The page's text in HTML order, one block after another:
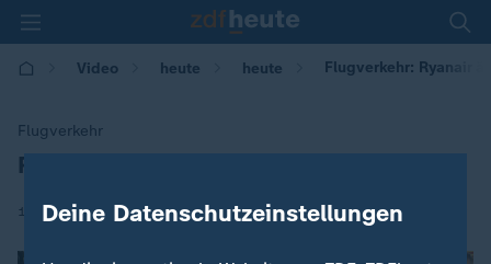
Video heute heute Flugverkehr: Ryanair
Flugverkehr
:Ryanair ändert Handgepäckregeln
14.01.2018 | 09:25
Deine Datenschutzeinstellungen